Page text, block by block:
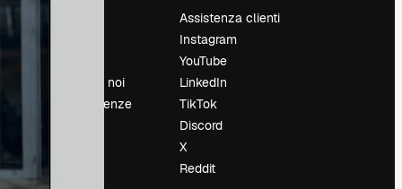
Lavora con noi
Cerca tendenze
Slidesgo
Assistenza clienti
Instagram
YouTube
LinkedIn
TikTok
Discord
X
Reddit